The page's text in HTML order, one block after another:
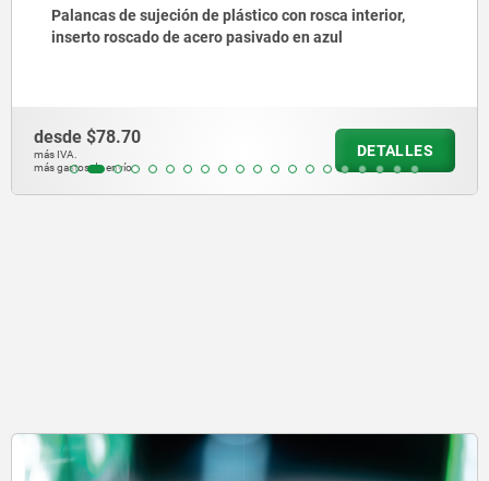
Palancas de sujeción de fundición inyectada de cinc
con rosca interior e intensificador de fuerza de
desde$676.99
más IVA.
más gastos de envío
DETALLES